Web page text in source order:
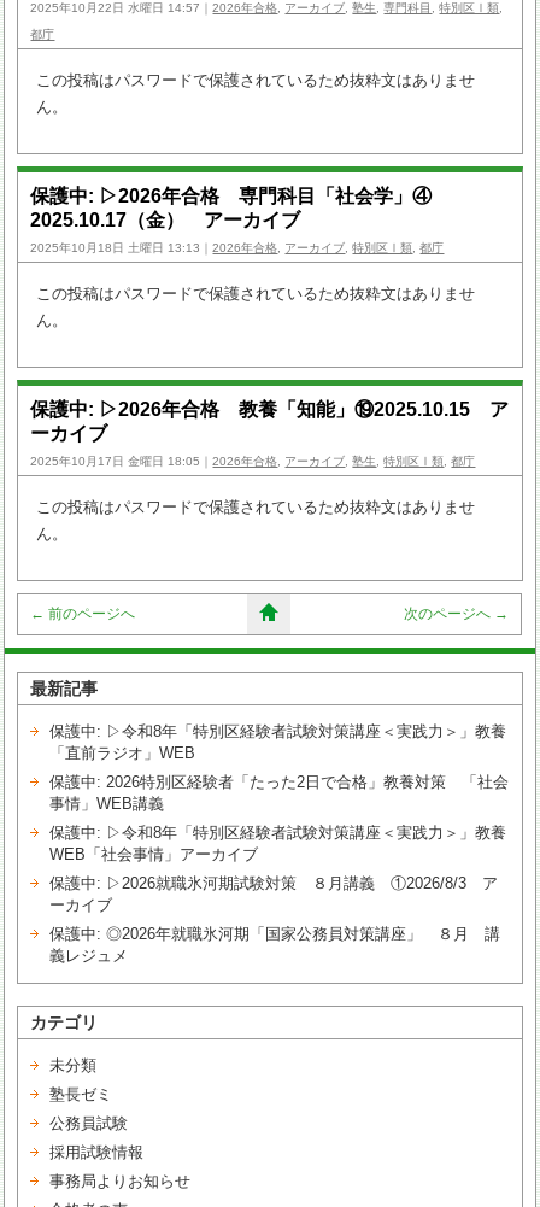
2025年10月22日 水曜日 14:57｜2026年合格, アーカイブ,塾生,専門科目 ,特別区Ⅰ類,
都庁
この投稿はパスワードで保護されているため抜粋文はありませ
ん。
保護中: ▷2026年合格 専門科目「社会学」④
2025.10.17（金） アーカイブ
2025年10月18日 土曜日 13:13｜2026年合格, アーカイブ,特別区Ⅰ類,都庁
この投稿はパスワードで保護されているため抜粋文はありませ
ん。
保護中: ▷2026年合格 教養「知能」⑲2025.10.15 ア
ーカイブ
2025年10月17日 金曜日 18:05｜2026年合格, アーカイブ,塾生,特別区Ⅰ類,都庁
この投稿はパスワードで保護されているため抜粋文はありませ
ん。
← 前のページへ 次のページへ →
最新記事
保護中: ▷令和8年「特別区経験者試験対策講座＜実践力＞」教養
「直前ラジオ」WEB
保護中: 2026特別区経験者「たった2日で合格」教養対策 「社会
事情」WEB講義
保護中: ▷令和8年「特別区経験者試験対策講座＜実践力＞」教養
WEB「社会事情」アーカイブ
保護中: ▷2026就職氷河期試験対策 ８月講義 ①2026/8/3 ア
ーカイブ
保護中: ◎2026年就職氷河期「国家公務員対策講座」 ８月 講
義レジュメ
カテゴリ
未分類
塾長ゼミ
公務員試験
採用試験情報
事務局よりお知らせ